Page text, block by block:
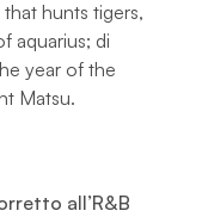
hunts tigers,
aquarius; di
year of the
Matsu.
all’R&B